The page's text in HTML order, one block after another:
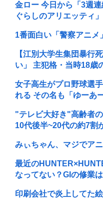
金ロー 今日から「3週
ぐらしのアリエッティ
1番面白い「警察アニメ
【江別大学生集団暴行
い」 主犯格・当時18歳
女子高生がプロ野球選
れる その名も「ゆーあ
"テレビ大好き"高齢者
10代後半~20代の約7割
みぃちゃん、マジでア
最近の
なってない？GIの修業
印刷会社で炎上してた